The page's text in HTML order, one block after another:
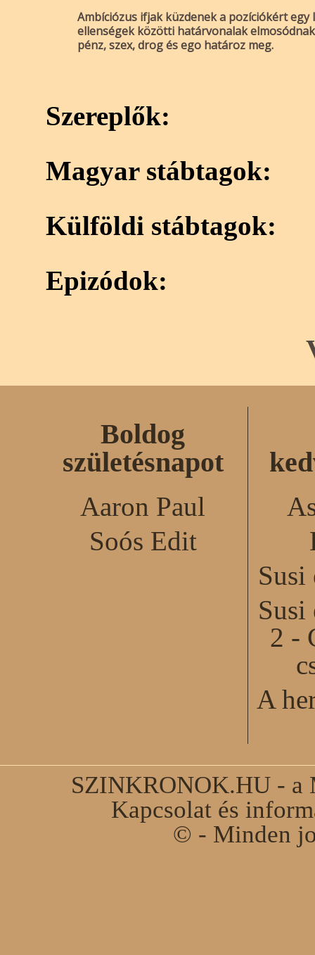
Ambíciózus ifjak küzdenek a pozíciókért
ellenségek közötti határvonalak
pénz, szex, drog és ego határoz meg.
Szereplők:
Magyar stábtagok:
Külföldi stábtagok:
Epizódok:
Boldog
születésnapot
Aaron Paul
Soós Edit
Susi
Susi
2 -
A
SZINKRONOK.HU - a
Kapcsolat és
© - Minden